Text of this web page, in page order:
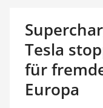
Tesla
für
Europa